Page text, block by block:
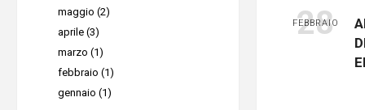
28
FEBBRAIO
maggio (2)
aprile (3)
marzo (1)
febbraio (1)
gennaio (1)